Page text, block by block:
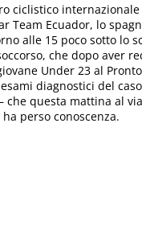
ciclistico
Team Ecuador, lo
alle 15 poco sotto lo
che dopo aver
Under 23 al
diagnostici del
che questa mattina al
perso conoscenza.